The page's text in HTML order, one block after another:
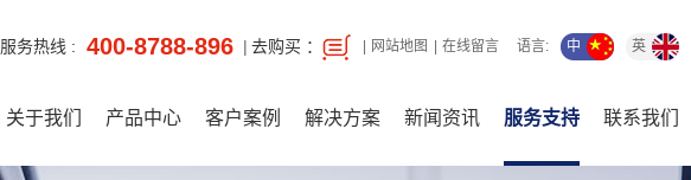
服务热线 : 400-8788-896 去购买 ： 网站地图 在线留言 语言: 中 英
关于我们 产品中心 客户案例 解决方案 新闻资讯 服务支持 联系我们